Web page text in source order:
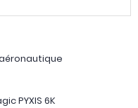
PYXIS 6K